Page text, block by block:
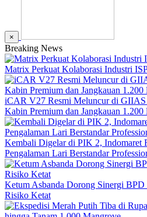
×
Breaking News
Matrix Perkuat Kolaborasi Industri
iCAR V27 Resmi Meluncur di
Kabin Premium dan Jangkauan 1.200
Kembali Digelar di PIK 2, Indomaret
Pengalaman Lari Berstandar
Ketum Asbanda Dorong Sinergi
Risiko Ketat